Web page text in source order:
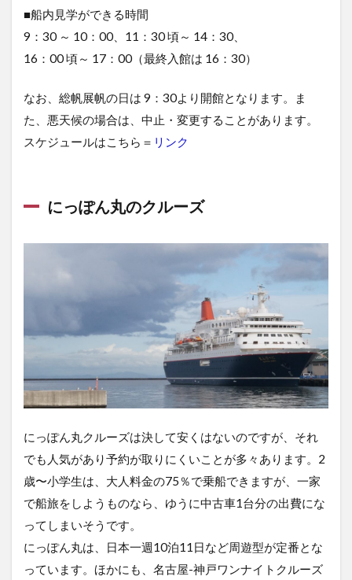
■船内見学ができる時間
9：30 ～ 10：00、11：30 頃～ 14：30、
16：00 頃～ 17：00（最終入館は 16：30）
なお、総帆展帆の日は 9：30より開館となります。ま
た、悪天候の場合は、中止・変更することがあります。
スケジュールはこちら＝ リンク
にっぽん丸のクルーズ
にっぽん丸クルーズは決して安くはないのですが、それ
でも人気があり予約が取りにくいことが多々あります。2
歳〜小学生は、大人料金の75％で乗船できますが、一家
で船旅をしようものなら、ゆうに中古車1台分の出費にな
ってしまいそうです。
にっぽん丸は、日本一週10泊11日など周遊型が定番とな
っています。ほかにも、名古屋-神戸ワンナイトクルーズ